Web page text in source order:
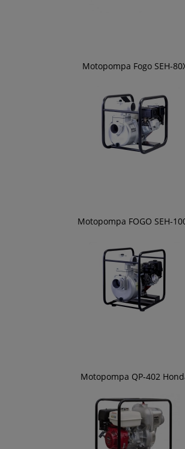
Motopompa Fogo SEH-
Motopompa FOGO SEH-
Motopompa QP-402